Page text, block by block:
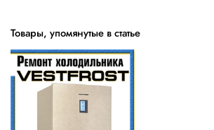
Товары, упомянутые в статье